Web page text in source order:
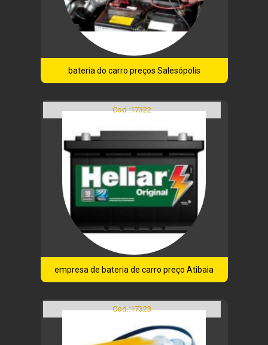
bateria do carro preços Salesópolis
Cod.:17322
empresa de bateria de carro preço Atibaia
Cod.:17323